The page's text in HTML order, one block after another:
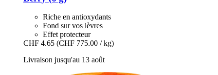
Riche en antioxydants
Fond sur vos lèvres
Effet protecteur
CHF 4.65 (CHF 775.00 / kg)
Livraison jusqu'au 13 août